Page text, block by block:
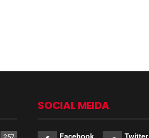
SOCIAL MEIDA
Facebook Twitter